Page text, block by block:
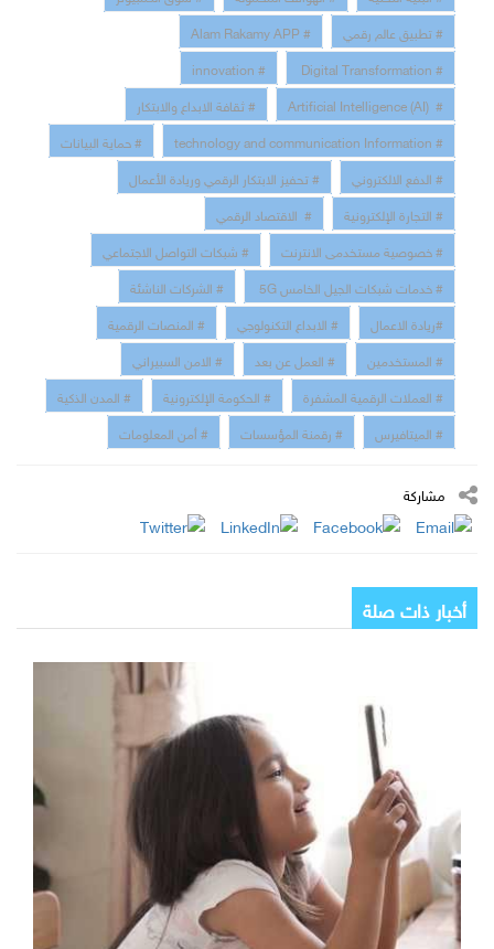
# تطبيق عالم رقمي
# Alam Rakamy APP
# Digital Transformation
# innovation
# Artificial Intelligence (AI)
# ثقافة الابداع والابتكار
# technology and communication Information
# حماية البيانات
# الدفع الالكتروني
# تحفيز الابتكار الرقمي وريادة الأعمال
# التجارة الإلكترونية
# الاقتصاد الرقمي
# خصوصية مستخدمى الانترنت
# شبكات التواصل الاجتماعي
# خدمات شبكات الجيل الخامس 5G
# الشركات الناشئة
#ريادة الاعمال
# الابداع التكنولوجي
# المنصات الرقمية
# المستخدمين
# العمل عن بعد
# الامن السبيراني
# العملات الرقمية المشفرة
# الحكومة الإلكترونية
# المدن الذكية
# الميتافيرس
# رقمنة المؤسسات # أمن المعلومات
مشاركة
أخبار ذات صلة